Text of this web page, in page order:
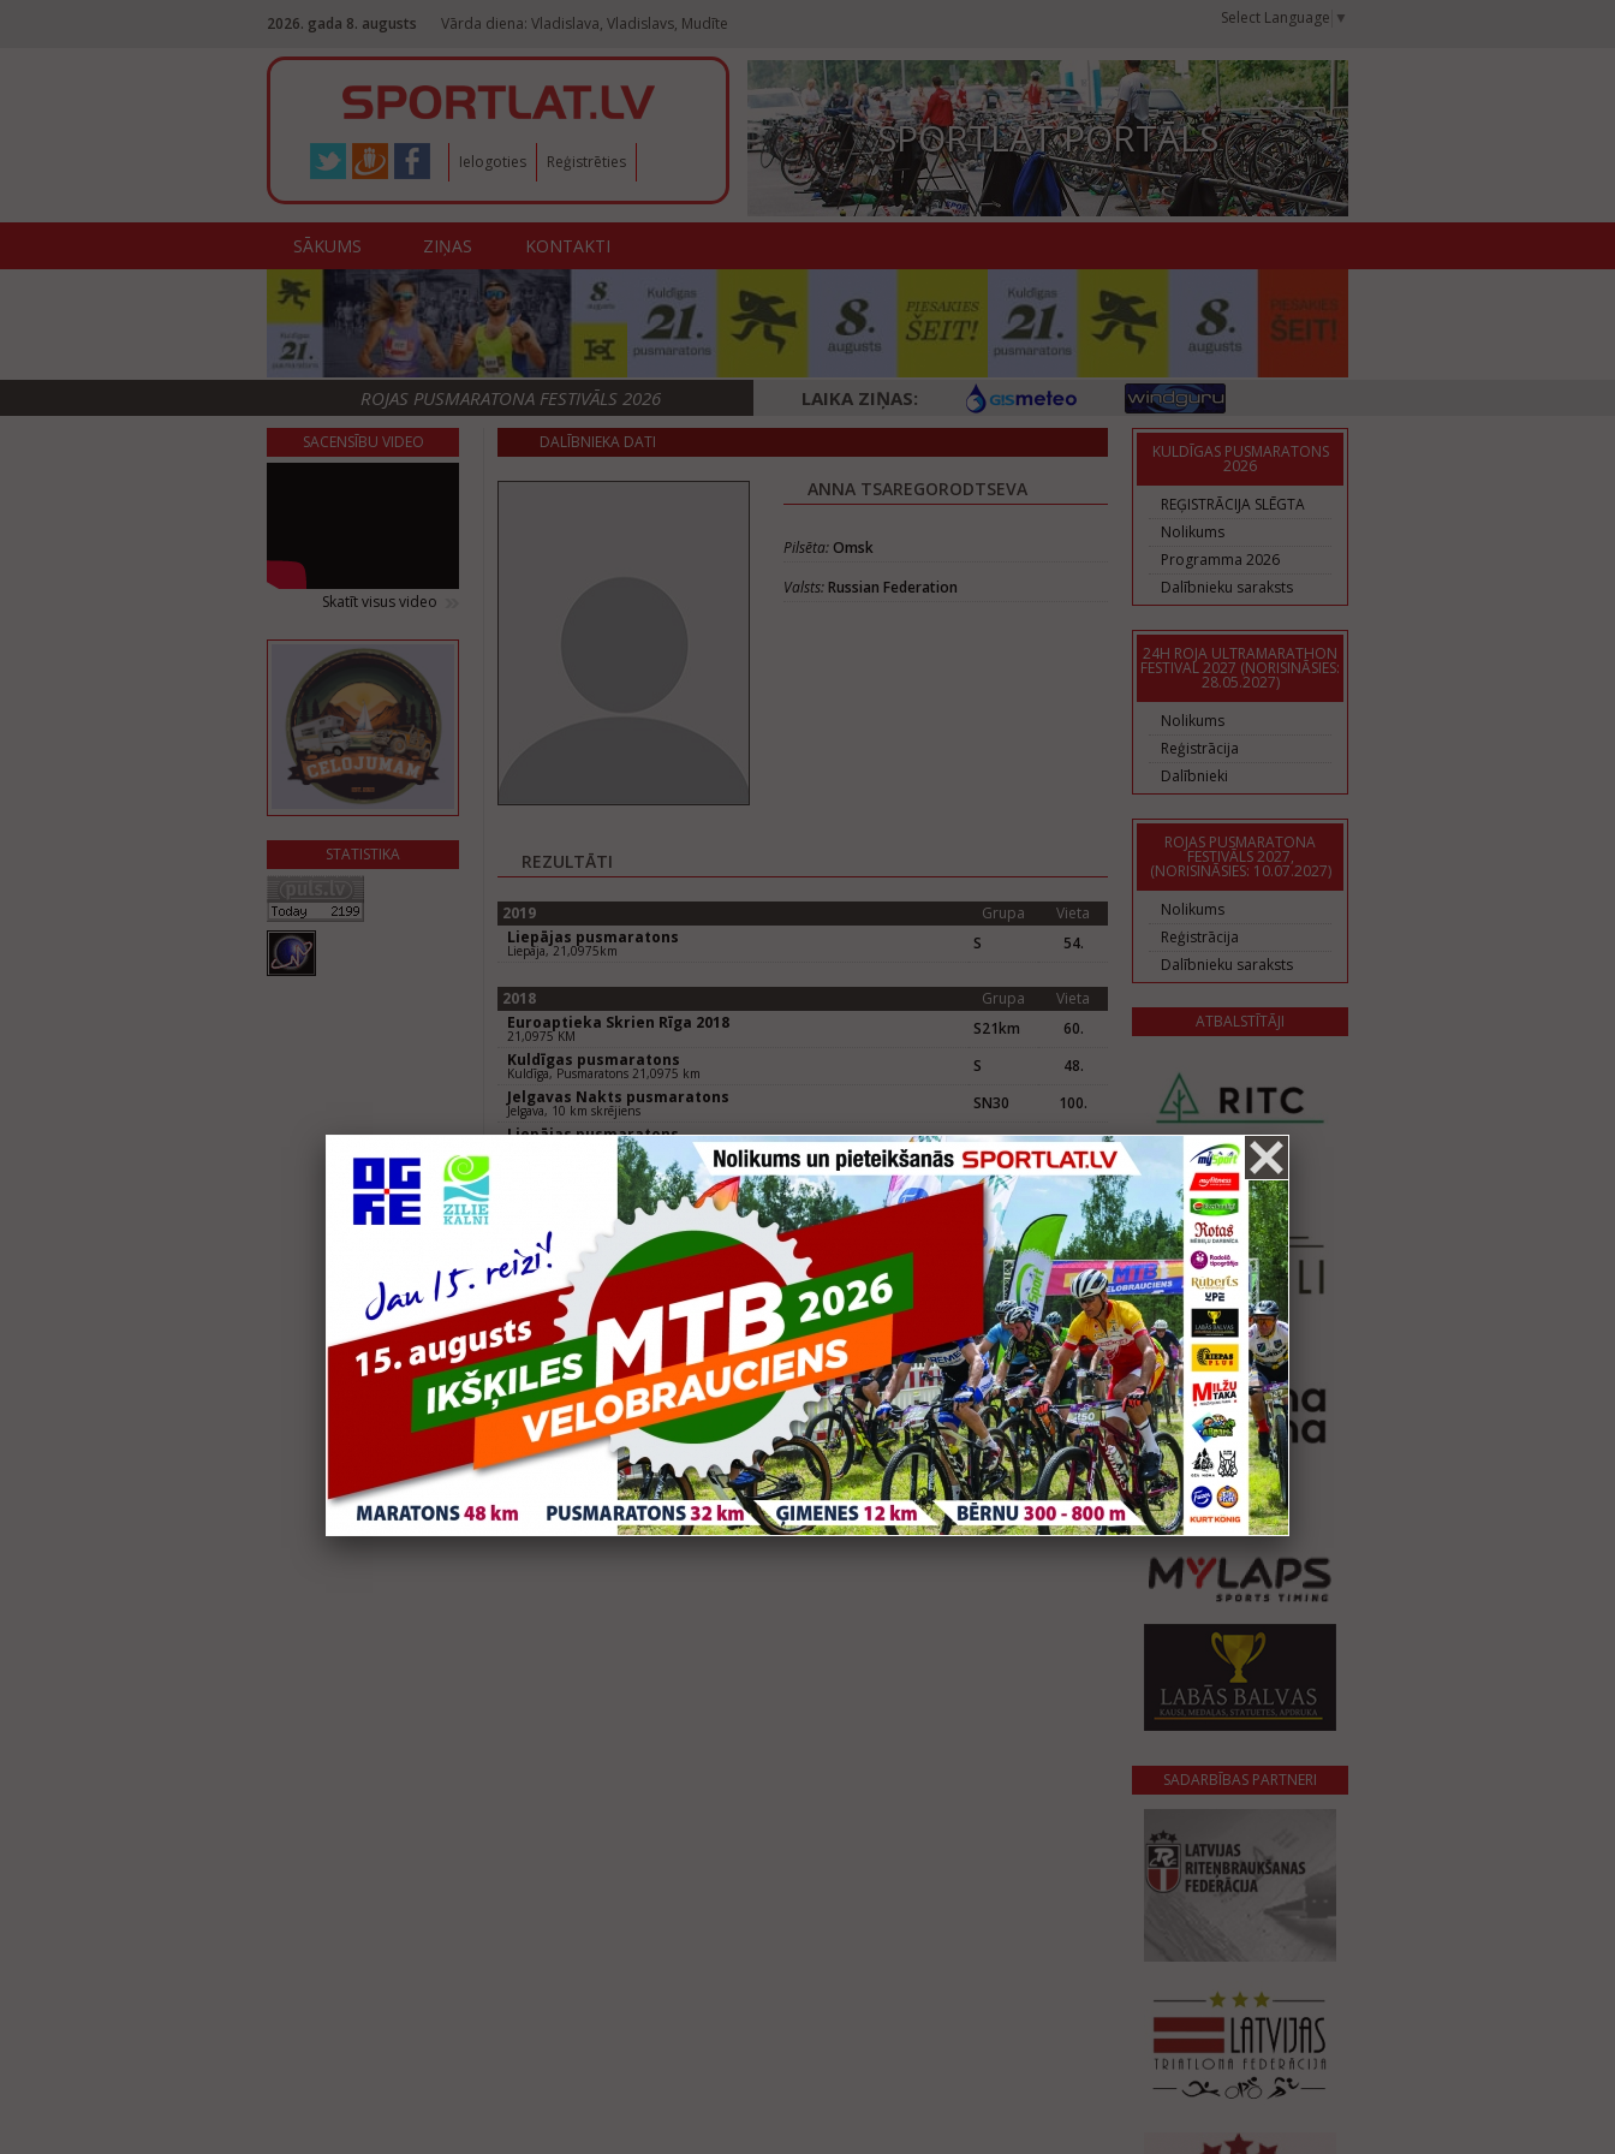
2026. gada 8. augusts Vārda diena: Vladislava, Vladislavs, Mudīte Select Language ▼
Ielogoties Reģistrēties SPORTLAT PORTĀLS
SĀKUMS ZIŅAS KONTAKTI
ROJAS PUSMARATONA FESTIVĀLS 2026 LAIKA ZIŅAS:
SACENSĪBU VIDEO
Skatīt visus video
STATISTIKA
DALĪBNIEKA DATI
ANNA TSAREGORODTSEVA
Pilsēta: Omsk
Valsts:Russian Federation
REZULTĀTI
2019 Grupa
Vieta
Liepājas pusmaratons
Liepāja, 21,0975km S 54.
2018 Grupa
Vieta
Euroaptieka Skrien Rīga 2018
21,0975 KM S21km
60.
Kuldīgas pusmaratons
Kuldīga, Pusmaratons 21,0975 km S
48.
Jelgavas Nakts pusmaratons
Jelgava, 10 km skrējiens SN30
100.
Liepājas pusmaratons
Liepāja, Pusmaratons 21,0975 km S 59.
Grupa
Vieta
Siguldas pusmaratons
Sigulda, Pusmaratons 21,0975 km
72.
Jelgavas nakts pusmaratons
Jelgava, Pusmaratons 21,0975 km
79.
Liepājas pusmaratons
Liepāja, Pusmaratons 21,0975 km 61.
2016 Grupa
Vieta
Siguldas pusmaratons
Sigulda, Pusmaratons 21,0975 km S
127.
WE RUN RIGA 2016, 10km skriešana un nūjošana
10km skriešana 10S30 161.
KULDĪGAS PUSMARATONS
2026
REĢISTRĀCIJA SLĒGTA
Nolikums
Programma 2026
Dalībnieku saraksts
24H ROJA ULTRAMARATHON
FESTIVAL 2027 (NORISINĀSIES:
28.05.2027)
Nolikums
Reģistrācija
Dalībnieki
ROJAS PUSMARATONA
FESTIVĀLS 2027,
(NORISINĀSIES: 10.07.2027)
Nolikums
Reģistrācija
Dalībnieku saraksts
ATBALSTĪTĀJI
SADARBĪBAS PARTNERI